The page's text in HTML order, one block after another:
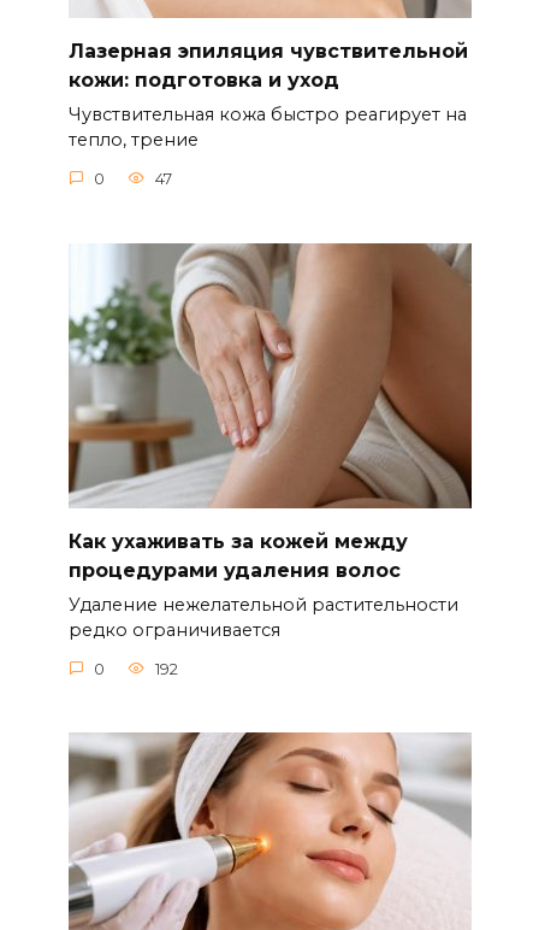
Лазерная эпиляция чувствительной
кожи: подготовка и уход
Чувствительная кожа быстро реагирует на
тепло, трение
0 47
Как ухаживать за кожей между
процедурами удаления волос
Удаление нежелательной растительности
редко ограничивается
0 192